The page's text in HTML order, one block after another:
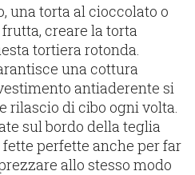
una torta al cioccolato o
creare la torta
tortiera rotonda.
una cottura
antiaderente si
rilascio di cibo ogni volta.
sul bordo della teglia
perfette anche per far
allo stesso modo